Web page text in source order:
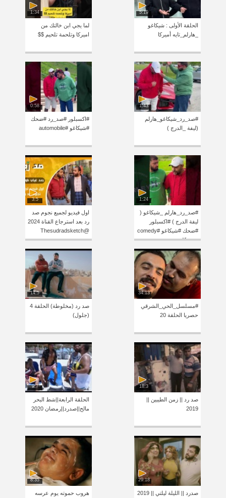
5:19
الحلقة الأولى : شيكاغو
_هارلم_تايه أميركا
1:34
لما يجي ابن خالتك من
اميركا وتلحمة تلحيم $$
1:43
#صد_رد_شيكاغو_هارلم
(ليفة _الدرج )
0:58
#اكسبلور #صد_رد #ضحك
#شيكاغو #automobile
1:24
‏#صد_رد_هارلم _شيكاغو (
ليفة الدرج ) #اكسبلور
#ضحك #شيكاغو #comedy
#funny
3:5
اول فيديو لجميع نجوم صد
رد بعد استرجاع القناة 2024
@Thesudradsketch
34:13
#مسلسل_الحي_الشرقي
حصريا الحلقة 20
14:5
صد رد (مخلوطة) الحلقة 4
(جلول)
18:3
صد رد || زمن الطيبين ||
2019
9:7
الحلقة الرابعة||شط البحر
مالح||صدرد||رمضان 2020
29:18
صدرد || الليلة ليلتي || 2019
8:35
هروب حموته يوم عرسه